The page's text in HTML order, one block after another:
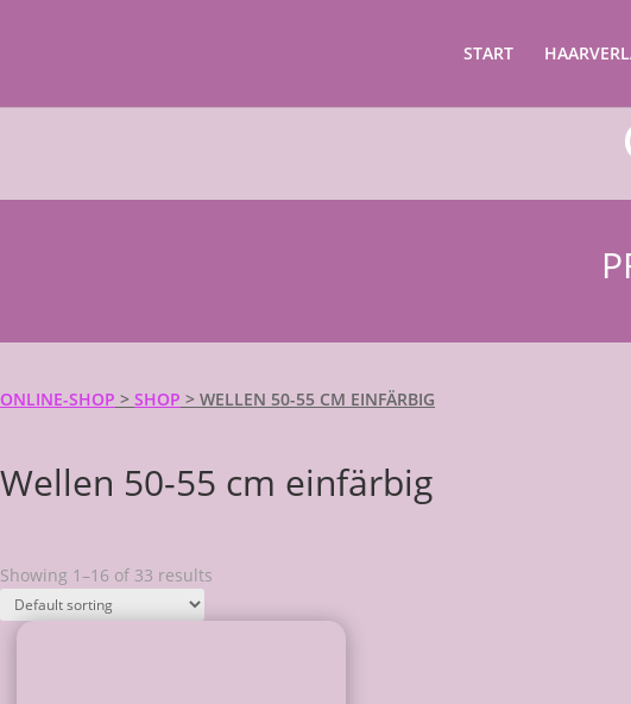
START
ONLINE-SHOP > SHOP > WELLEN 50-55 CM EINFÄRBIG
Wellen 50-55 cm einfärbig
Showing 1–16 of 33 results